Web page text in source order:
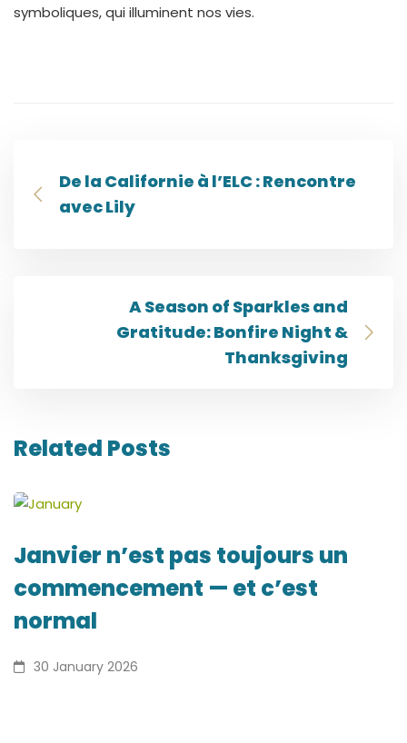
symboliques, qui illuminent nos vies.
De la Californie à l’ELC : Rencontre
avec Lily
A Season of Sparkles and
Gratitude: Bonfire Night &
Thanksgiving
Related Posts
Janvier n’est pas toujours un
commencement — et c’est
normal
30 January 2026